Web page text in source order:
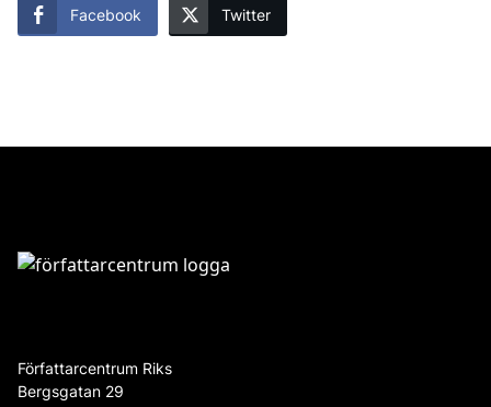
Facebook Twitter
Författarcentrum Riks
Bergsgatan 29